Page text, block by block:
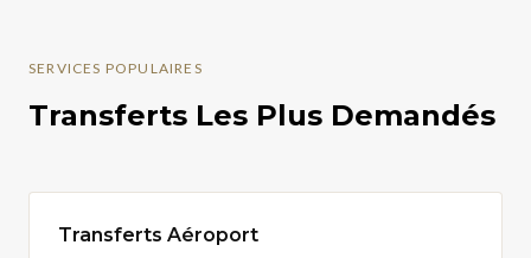
SERVICES POPULAIRES
Transferts Les Plus Demandés
Transferts Aéroport